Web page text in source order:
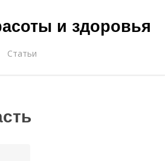
и здоровья
Статьи